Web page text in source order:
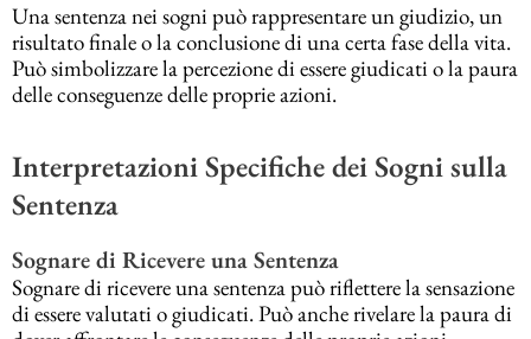
Una sentenza nei sogni può rappresentare un giudizio, un
risultato finale o la conclusione di una certa fase della vita.
Può simbolizzare la percezione di essere giudicati o la paura
delle conseguenze delle proprie azioni.
Interpretazioni Specifiche dei Sogni sulla
Sentenza
Sognare di Ricevere una Sentenza
Sognare di ricevere una sentenza può riflettere la sensazione
di essere valutati o giudicati. Può anche rivelare la paura di